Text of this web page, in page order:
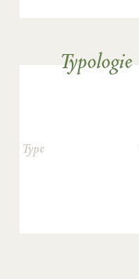
Typologie
Type